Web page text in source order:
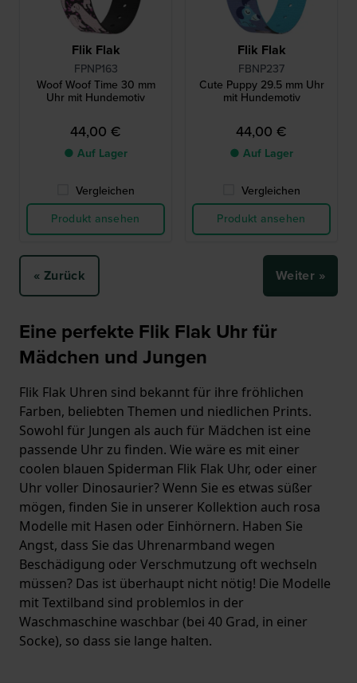
Flik Flak
FPNP163
Woof Woof Time 30 mm
Uhr mit Hundemotiv
44,00 €
● Auf Lager
Vergleichen
Produkt ansehen
Flik Flak
FBNP237
Cute Puppy 29.5 mm Uhr
mit Hundemotiv
44,00 €
● Auf Lager
Vergleichen
Produkt ansehen
« Zurück Weiter »
Eine perfekte Flik Flak Uhr für
Mädchen und Jungen
Flik Flak Uhren sind bekannt für ihre fröhlichen
Farben, beliebten Themen und niedlichen Prints.
Sowohl für Jungen als auch für Mädchen ist eine
passende Uhr zu finden. Wie wäre es mit einer
coolen blauen Spiderman Flik Flak Uhr, oder einer
Uhr voller Dinosaurier? Wenn Sie es etwas süßer
mögen, finden Sie in unserer Kollektion auch rosa
Modelle mit Hasen oder Einhörnern. Haben Sie
Angst, dass Sie das Uhrenarmband wegen
Beschädigung oder Verschmutzung oft wechseln
müssen? Das ist überhaupt nicht nötig! Die Modelle
mit Textilband sind problemlos in der
Waschmaschine waschbar (bei 40 Grad, in einer
Socke), so dass sie lange halten.